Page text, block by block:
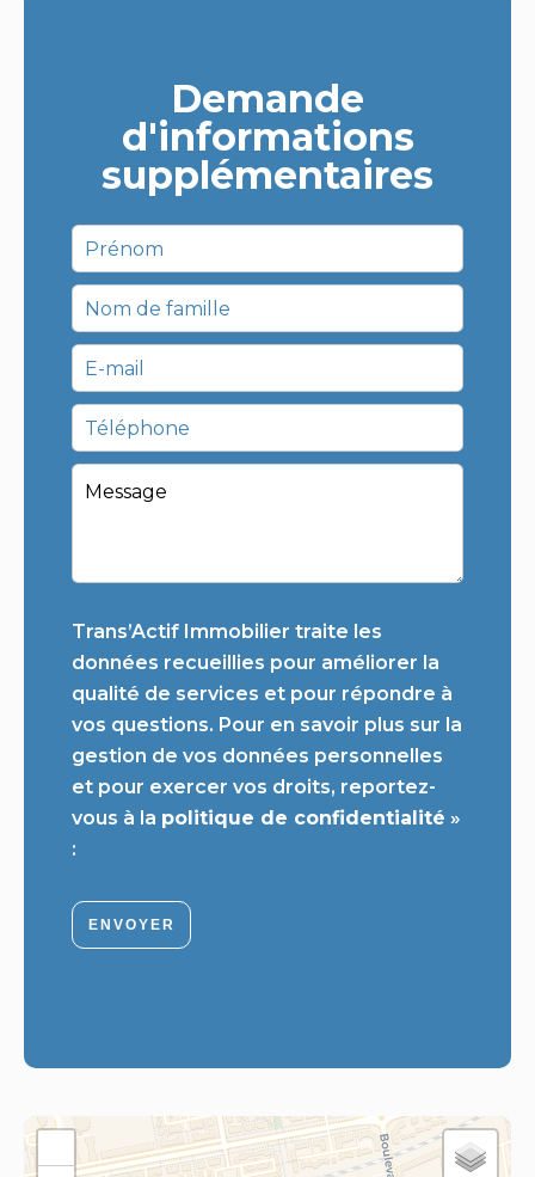
Demande
d'informations
supplémentaires
Trans’Actif Immobilier traite les
données recueillies pour améliorer la
qualité de services et pour répondre à
vos questions. Pour en savoir plus sur la
gestion de vos données personnelles
et pour exercer vos droits, reportez-
vous à la politique de confidentialité »
:
ENVOYER